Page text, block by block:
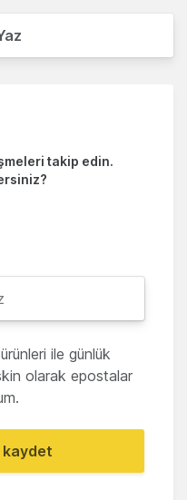
takip edin.
ile günlük
olarak epostalar
kaydet